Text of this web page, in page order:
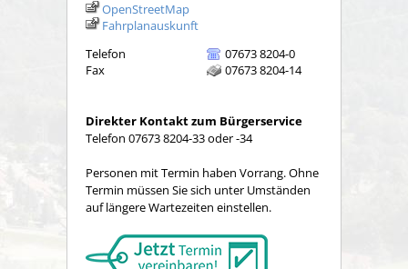
OpenStreetMap
Fahrplanauskunft
Telefon
07673 8204-0
Fax
07673 8204-14
Direkter Kontakt zum Bürgerservice
Telefon 07673 8204-33 oder -34
Personen mit Termin haben Vorrang. Ohne
Termin müssen Sie sich unter Umständen
auf längere Wartezeiten einstellen.